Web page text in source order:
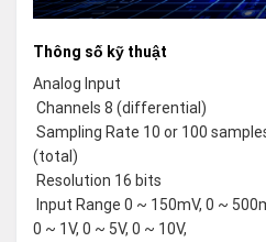
Thông số kỹ thuật
Analog Input
 Channels 8 (differential)
 Sampling Rate 10 or 100
(total)
 Resolution 16 bits
 Input Range 0 ~ 150mV, 0 ~
0 ~ 1V, 0 ~ 5V, 0 ~ 10V,